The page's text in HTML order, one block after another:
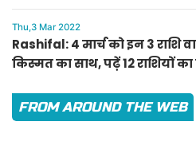
लाल का ऐलान
Thu,3 Mar 2022
Rashifal: 4 मार्च को इन 3 राशि
किस्मत का साथ, पढ़ें 12 राशियों का
FROM AROUND THE WEB